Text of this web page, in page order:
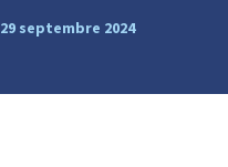
29 septembre 2024